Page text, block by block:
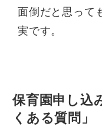
面倒だと思って
実です。
保育園申し込
くある質問」